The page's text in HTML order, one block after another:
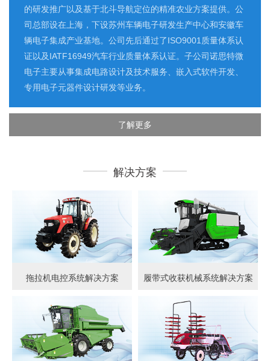
的研发推广以及基于北斗导航定位的精准农业方案提供。公
司总部设在上海，下设苏州车辆电子研发生产中心和安徽车
辆电子集成产业基地。公司先后通过了ISO9001质量体系认
证以及IATF16949汽车行业质量体系认证。子公司诺思特微
电子主要从事集成电路设计及技术服务、嵌入式软件开发、
专用电子元器件设计研发等业务。
了解更多
解决方案
拖拉机电控系统解决方案 履带式收获机械系统解决方案